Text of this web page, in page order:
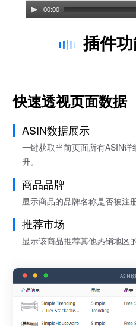
00:00
插件
快速透视页面数据
ASIN数据展示
一键获取当前页面所有ASIN
升。
商品品牌
显示商品的品牌名称是否被注
推荐市场
显示该商品推荐其他热销地区